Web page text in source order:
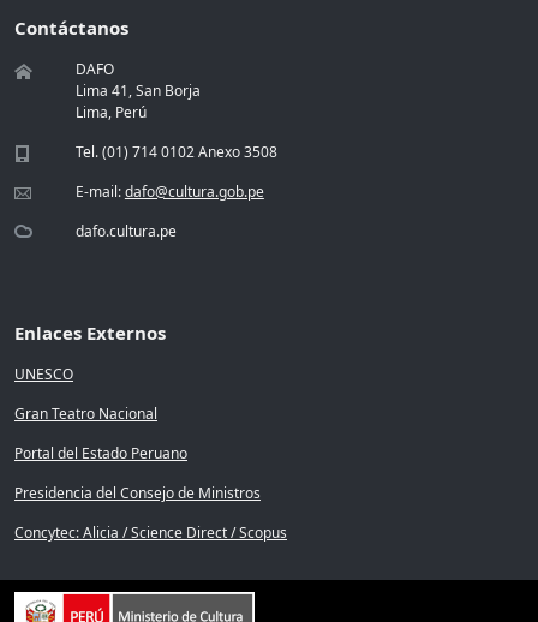
Contáctanos
DAFO
Lima 41, San Borja
Lima, Perú
Tel. (01) 714 0102 Anexo 3508
E-mail:dafo@cultura.gob.pe
dafo.cultura.pe
Enlaces Externos
UNESCO
Gran Teatro Nacional
Portal del Estado Peruano
Presidencia del Consejo de Ministros
Concytec: Alicia / Science Direct / Scopus